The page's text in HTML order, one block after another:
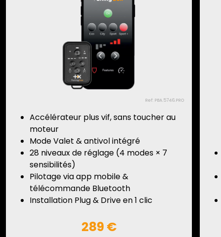
Ref: PBA.5746.PRO
Accélérateur plus vif, sans toucher au
moteur
Mode Valet & antivol intégré
28 niveaux de réglage (4 modes × 7
sensibilités)
Pilotage via app mobile &
télécommande Bluetooth
Installation Plug & Drive en 1 clic
289 €